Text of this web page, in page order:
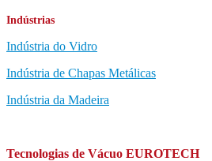
Indústrias
Indústria do Vidro
Indústria de Chapas Metálicas
Indústria da Madeira
Tecnologias de Vácuo EUROTECH